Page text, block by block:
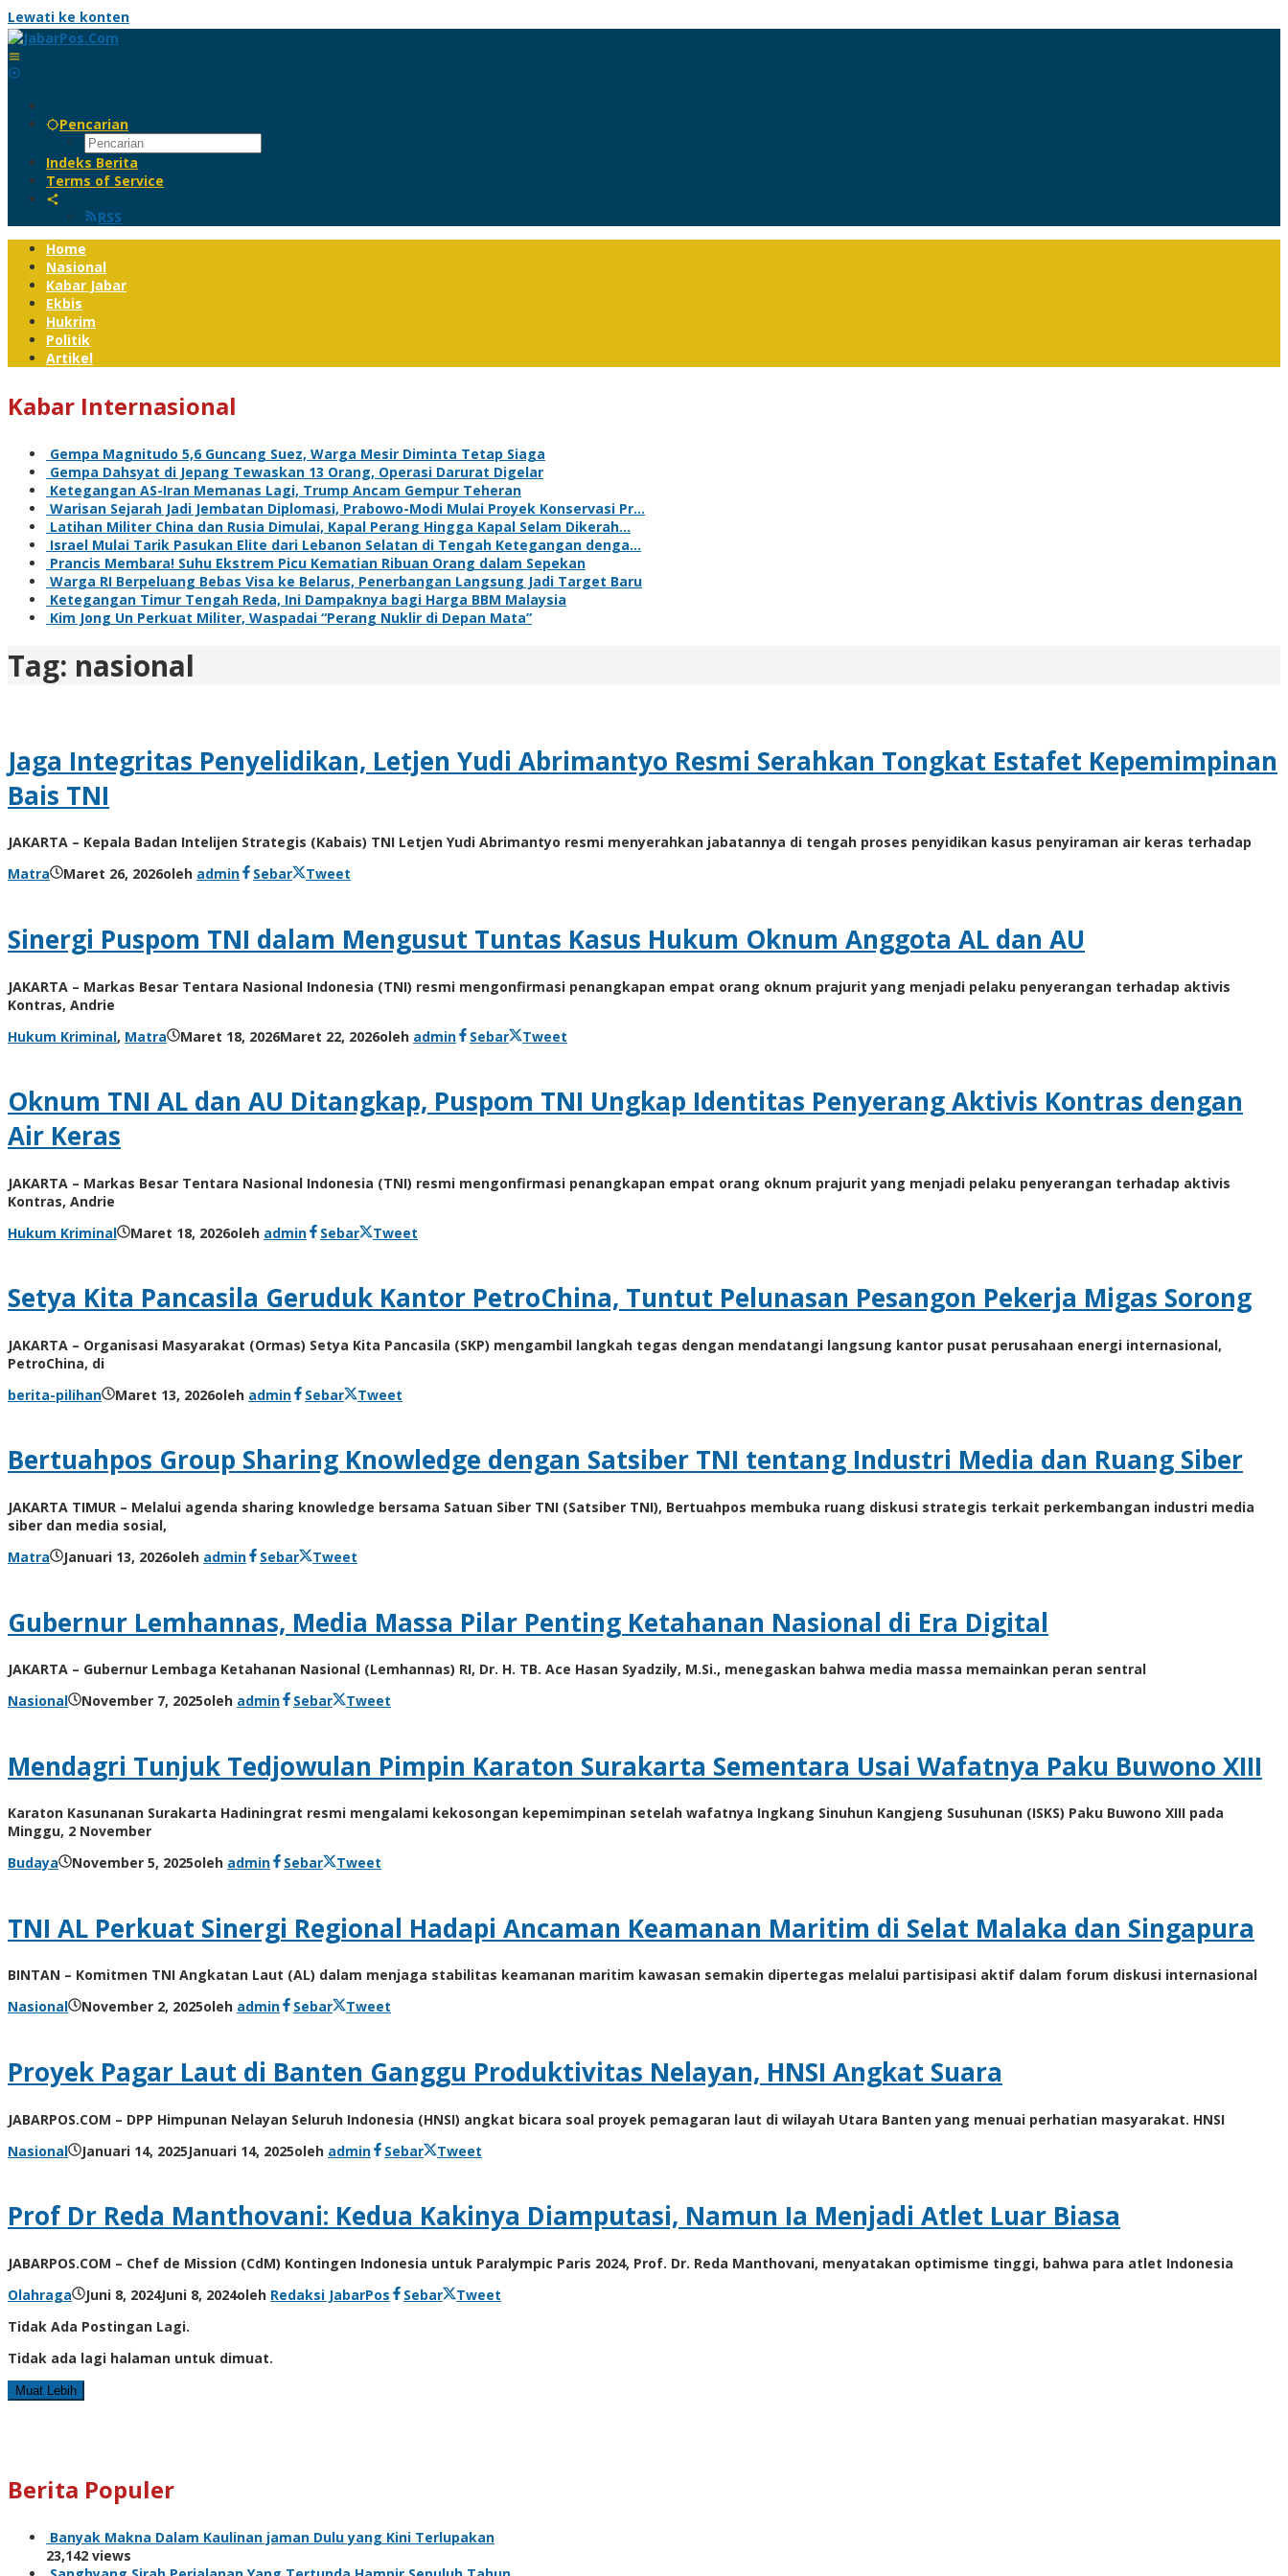
Lewati ke konten
Pencarian
Indeks Berita
Terms of Service
RSS
Home
Nasional
Kabar Jabar
Ekbis
Hukrim
Politik
Artikel
Kabar Internasional
Gempa Magnitudo 5,6 Guncang Suez, Warga Mesir Diminta Tetap Siaga
Gempa Dahsyat di Jepang Tewaskan 13 Orang, Operasi Darurat Digelar
Ketegangan AS-Iran Memanas Lagi, Trump Ancam Gempur Teheran
Warisan Sejarah Jadi Jembatan Diplomasi, Prabowo-Modi Mulai Proyek Konservasi Pr…
Latihan Militer China dan Rusia Dimulai, Kapal Perang Hingga Kapal Selam Dikerah…
Israel Mulai Tarik Pasukan Elite dari Lebanon Selatan di Tengah Ketegangan denga…
Prancis Membara! Suhu Ekstrem Picu Kematian Ribuan Orang dalam Sepekan
Warga RI Berpeluang Bebas Visa ke Belarus, Penerbangan Langsung Jadi Target Baru
Ketegangan Timur Tengah Reda, Ini Dampaknya bagi Harga BBM Malaysia
Kim Jong Un Perkuat Militer, Waspadai “Perang Nuklir di Depan Mata”
Tag: nasional
Jaga Integritas Penyelidikan, Letjen Yudi Abrimantyo Resmi Serahkan Tongkat Estafet Kepemimpinan
Bais TNI
JAKARTA – Kepala Badan Intelijen Strategis (Kabais) TNI Letjen Yudi Abrimantyo resmi menyerahkan jabatannya di tengah proses penyidikan kasus penyiraman air keras terhadap
Matra
Maret 26, 2026oleh admin Sebar Tweet
Sinergi Puspom TNI dalam Mengusut Tuntas Kasus Hukum Oknum Anggota AL dan AU
JAKARTA – Markas Besar Tentara Nasional Indonesia (TNI) resmi mengonfirmasi penangkapan empat orang oknum prajurit yang menjadi pelaku penyerangan terhadap aktivis
Kontras, Andrie
Hukum Kriminal, Matra Maret 18, 2026Maret 22, 2026oleh admin Sebar Tweet
Oknum TNI AL dan AU Ditangkap, Puspom TNI Ungkap Identitas Penyerang Aktivis Kontras dengan
Air Keras
JAKARTA – Markas Besar Tentara Nasional Indonesia (TNI) resmi mengonfirmasi penangkapan empat orang oknum prajurit yang menjadi pelaku penyerangan terhadap aktivis
Kontras, Andrie
Hukum Kriminal
Maret 18, 2026oleh admin Sebar Tweet
Setya Kita Pancasila Geruduk Kantor PetroChina, Tuntut Pelunasan Pesangon Pekerja Migas Sorong
JAKARTA – Organisasi Masyarakat (Ormas) Setya Kita Pancasila (SKP) mengambil langkah tegas dengan mendatangi langsung kantor pusat perusahaan energi internasional,
PetroChina, di
berita-pilihan
Maret 13, 2026oleh admin Sebar Tweet
Bertuahpos Group Sharing Knowledge dengan Satsiber TNI tentang Industri Media dan Ruang Siber
JAKARTA TIMUR – Melalui agenda sharing knowledge bersama Satuan Siber TNI (Satsiber TNI), Bertuahpos membuka ruang diskusi strategis terkait perkembangan industri media
siber dan media sosial,
Matra
Januari 13, 2026oleh admin Sebar Tweet
Gubernur Lemhannas, Media Massa Pilar Penting Ketahanan Nasional di Era Digital
JAKARTA – Gubernur Lembaga Ketahanan Nasional (Lemhannas) RI, Dr. H. TB. Ace Hasan Syadzily, M.Si., menegaskan bahwa media massa memainkan peran sentral
Nasional
November 7, 2025oleh admin Sebar Tweet
Mendagri Tunjuk Tedjowulan Pimpin Karaton Surakarta Sementara Usai Wafatnya Paku Buwono XIII
Karaton Kasunanan Surakarta Hadiningrat resmi mengalami kekosongan kepemimpinan setelah wafatnya Ingkang Sinuhun Kangjeng Susuhunan (ISKS) Paku Buwono XIII pada
Minggu, 2 November
Budaya
November 5, 2025oleh admin Sebar Tweet
TNI AL Perkuat Sinergi Regional Hadapi Ancaman Keamanan Maritim di Selat Malaka dan Singapura
BINTAN – Komitmen TNI Angkatan Laut (AL) dalam menjaga stabilitas keamanan maritim kawasan semakin dipertegas melalui partisipasi aktif dalam forum diskusi internasional
Nasional
November 2, 2025oleh admin Sebar Tweet
Proyek Pagar Laut di Banten Ganggu Produktivitas Nelayan, HNSI Angkat Suara
JABARPOS.COM – DPP Himpunan Nelayan Seluruh Indonesia (HNSI) angkat bicara soal proyek pemagaran laut di wilayah Utara Banten yang menuai perhatian masyarakat. HNSI
Nasional
Januari 14, 2025Januari 14, 2025oleh admin Sebar Tweet
Prof Dr Reda Manthovani: Kedua Kakinya Diamputasi, Namun Ia Menjadi Atlet Luar Biasa
JABARPOS.COM – Chef de Mission (CdM) Kontingen Indonesia untuk Paralympic Paris 2024, Prof. Dr. Reda Manthovani, menyatakan optimisme tinggi, bahwa para atlet Indonesia
Olahraga
Juni 8, 2024Juni 8, 2024oleh Redaksi JabarPos Sebar
Tweet
Tidak Ada Postingan Lagi.
Tidak ada lagi halaman untuk dimuat.
Muat Lebih
Berita Populer
Banyak Makna Dalam Kaulinan jaman Dulu yang Kini Terlupakan
23,142 views